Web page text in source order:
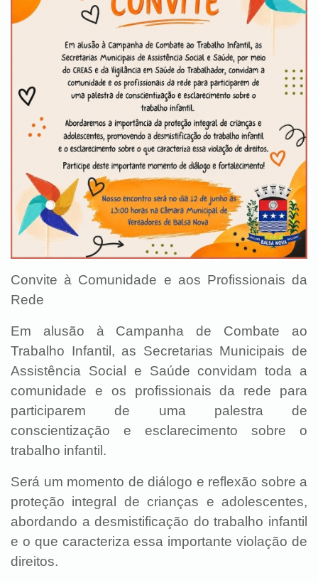
Convite à Comunidade e aos Profissionais da
Rede
Em alusão à Campanha de Combate ao
Trabalho Infantil, as Secretarias Municipais de
Assistência Social e Saúde convidam toda a
comunidade e os profissionais da rede para
participarem de uma palestra de
conscientização e esclarecimento sobre o
trabalho infantil.
Será um momento de diálogo e reflexão sobre a
proteção integral de crianças e adolescentes,
abordando a desmistificação do trabalho infantil
e o que caracteriza essa importante violação de
direitos.